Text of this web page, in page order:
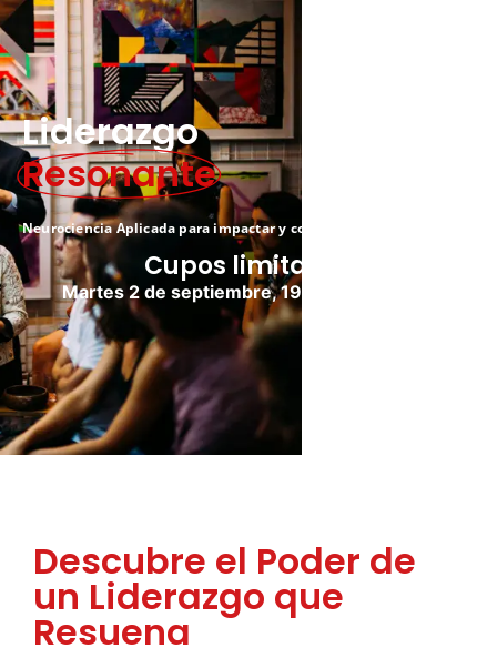
Liderazgo
Resonante
Neurociencia Aplicada para impactar y conectar
Cupos limitados
Martes 2 de septiembre, 19:00 hrs (Chile).
Descubre el Poder de
un Liderazgo que
Resuena